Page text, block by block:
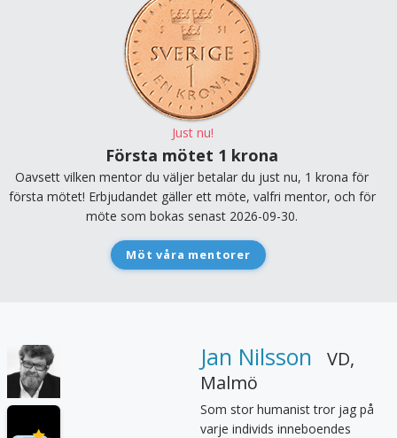
Just nu!
Första mötet 1 krona
Oavsett vilken mentor du väljer betalar du just nu, 1 krona för
första mötet! Erbjudandet gäller ett möte, valfri mentor, och för
möte som bokas senast 2026-09-30.
Möt våra mentorer
Jan Nilsson VD,
Malmö
Som stor humanist tror jag på
varje individs inneboendes